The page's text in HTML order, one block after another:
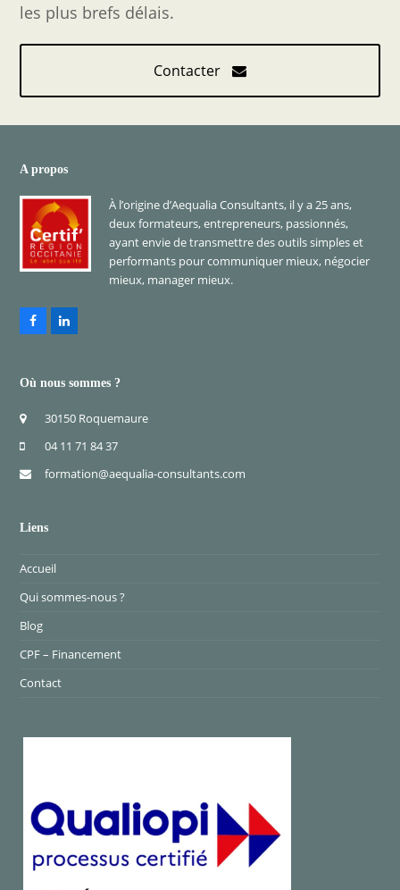
les plus brefs délais.
Contacter
A propos
À l’origine d’Aequalia Consultants, il y a 25 ans,
deux formateurs, entrepreneurs, passionnés,
ayant envie de transmettre des outils simples et
performants pour communiquer mieux, négocier
mieux, manager mieux.
FacebookLinkedIn
Où nous sommes ?
30150 Roquemaure
04 11 71 84 37
formation@aequalia-consultants.com
Liens
Accueil
Qui sommes-nous ?
Blog
CPF – Financement
Contact